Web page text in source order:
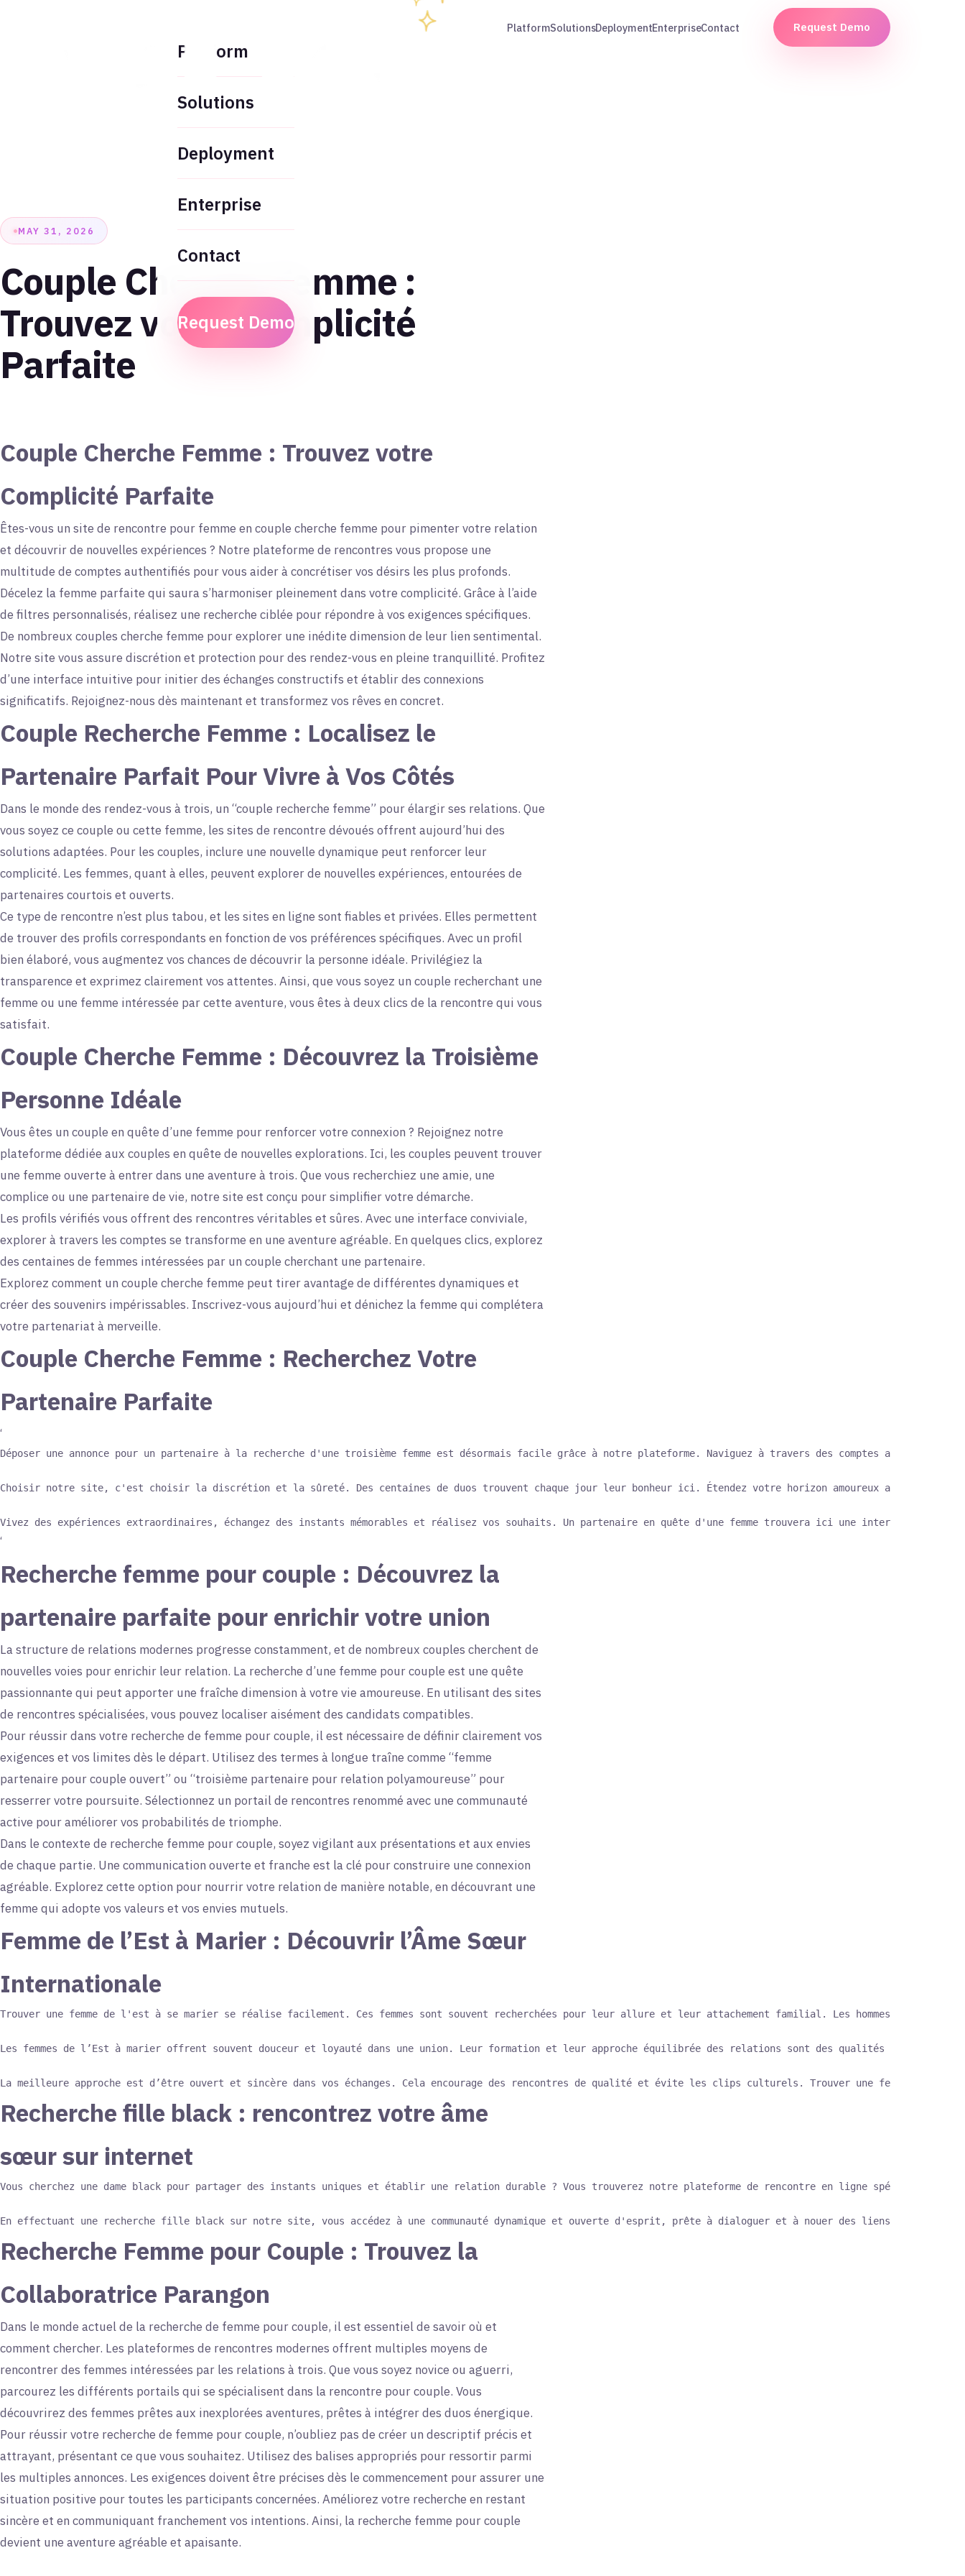
PlatformSolutionsDeploymentEnterpriseContact Request Demo
Platform
Solutions
Deployment
Enterprise
Contact
Request Demo
MAY 31, 2026
Couple Cherche Femme :
Trouvez votre Complicité
Parfaite
Couple Cherche Femme : Trouvez votre
Complicité Parfaite
Êtes-vous un site de rencontre pour femme en couple cherche femme pour pimenter votre relation
et découvrir de nouvelles expériences ? Notre plateforme de rencontres vous propose une
multitude de comptes authentifiés pour vous aider à concrétiser vos désirs les plus profonds.
Décelez la femme parfaite qui saura s’harmoniser pleinement dans votre complicité. Grâce à l’aide
de filtres personnalisés, réalisez une recherche ciblée pour répondre à vos exigences spécifiques.
De nombreux couples cherche femme pour explorer une inédite dimension de leur lien sentimental.
Notre site vous assure discrétion et protection pour des rendez-vous en pleine tranquillité. Profitez
d’une interface intuitive pour initier des échanges constructifs et établir des connexions
significatifs. Rejoignez-nous dès maintenant et transformez vos rêves en concret.
Couple Recherche Femme : Localisez le
Partenaire Parfait Pour Vivre à Vos Côtés
Dans le monde des rendez-vous à trois, un “couple recherche femme” pour élargir ses relations. Que
vous soyez ce couple ou cette femme, les sites de rencontre dévoués offrent aujourd’hui des
solutions adaptées. Pour les couples, inclure une nouvelle dynamique peut renforcer leur
complicité. Les femmes, quant à elles, peuvent explorer de nouvelles expériences, entourées de
partenaires courtois et ouverts.
Ce type de rencontre n’est plus tabou, et les sites en ligne sont fiables et privées. Elles permettent
de trouver des profils correspondants en fonction de vos préférences spécifiques. Avec un profil
bien élaboré, vous augmentez vos chances de découvrir la personne idéale. Privilégiez la
transparence et exprimez clairement vos attentes. Ainsi, que vous soyez un couple recherchant une
femme ou une femme intéressée par cette aventure, vous êtes à deux clics de la rencontre qui vous
satisfait.
Couple Cherche Femme : Découvrez la Troisième
Personne Idéale
Vous êtes un couple en quête d’une femme pour renforcer votre connexion ? Rejoignez notre
plateforme dédiée aux couples en quête de nouvelles explorations. Ici, les couples peuvent trouver
une femme ouverte à entrer dans une aventure à trois. Que vous recherchiez une amie, une
complice ou une partenaire de vie, notre site est conçu pour simplifier votre démarche.
Les profils vérifiés vous offrent des rencontres véritables et sûres. Avec une interface conviviale,
explorer à travers les comptes se transforme en une aventure agréable. En quelques clics, explorez
des centaines de femmes intéressées par un couple cherchant une partenaire.
Explorez comment un couple cherche femme peut tirer avantage de différentes dynamiques et
créer des souvenirs impérissables. Inscrivez-vous aujourd’hui et dénichez la femme qui complétera
votre partenariat à merveille.
Couple Cherche Femme : Recherchez Votre
Partenaire Parfaite
‘
Déposer une annonce pour un partenaire à la recherche d'une troisième femme est désormais facile grâce à notre plateforme. Naviguez à travers des comptes
Choisir notre site, c'est choisir la discrétion et la sûreté. Des centaines de duos trouvent chaque jour leur bonheur ici. Étendez votre horizon amoureux avec notre
‘
Recherche femme pour couple : Découvrez la
partenaire parfaite pour enrichir votre union
La structure de relations modernes progresse constamment, et de nombreux couples cherchent de
nouvelles voies pour enrichir leur relation. La recherche d’une femme pour couple est une quête
passionnante qui peut apporter une fraîche dimension à votre vie amoureuse. En utilisant des sites
de rencontres spécialisées, vous pouvez localiser aisément des candidats compatibles.
Pour réussir dans votre recherche de femme pour couple, il est nécessaire de définir clairement vos
exigences et vos limites dès le départ. Utilisez des termes à longue traîne comme “femme
partenaire pour couple ouvert” ou “troisième partenaire pour relation polyamoureuse” pour
resserrer votre poursuite. Sélectionnez un portail de rencontres renommé avec une communauté
active pour améliorer vos probabilités de triomphe.
Dans le contexte de recherche femme pour couple, soyez vigilant aux présentations et aux envies
de chaque partie. Une communication ouverte et franche est la clé pour construire une connexion
agréable. Explorez cette option pour nourrir votre relation de manière notable, en découvrant une
femme qui adopte vos valeurs et vos envies mutuels.
Femme de l’Est à Marier : Découvrir l’Âme Sœur
Internationale
Trouver une femme de l'est à se marier se réalise facilement. Ces femmes sont souvent recherchées pour leur allure et leur attachement familial. Les hommes
Les femmes de l’Est à marier offrent souvent douceur et loyauté dans une union. Leur formation et leur approche équilibrée des relations sont des qualités
Recherche fille black : rencontrez votre âme
sœur sur internet
Vous cherchez une dame black pour partager des instants uniques et établir une relation durable ? Vous trouverez notre plateforme de rencontre en ligne
Recherche Femme pour Couple : Trouvez la
Collaboratrice Parangon
Dans le monde actuel de la recherche de femme pour couple, il est essentiel de savoir où et
comment chercher. Les plateformes de rencontres modernes offrent multiples moyens de
rencontrer des femmes intéressées par les relations à trois. Que vous soyez novice ou aguerri,
parcourez les différents portails qui se spécialisent dans la rencontre pour couple. Vous
découvrirez des femmes prêtes aux inexplorées aventures, prêtes à intégrer des duos énergique.
Pour réussir votre recherche de femme pour couple, n’oubliez pas de créer un descriptif précis et
attrayant, présentant ce que vous souhaitez. Utilisez des balises appropriés pour ressortir parmi
les multiples annonces. Les exigences doivent être précises dès le commencement pour assurer une
situation positive pour toutes les participants concernées. Améliorez votre recherche en restant
sincère et en communiquant franchement vos intentions. Ainsi, la recherche femme pour couple
devient une aventure agréable et apaisante.